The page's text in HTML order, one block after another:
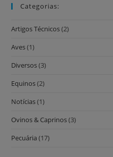
Categorias:
Artigos Técnicos(2)
Aves(1)
Diversos(3)
Equinos(2)
Notícias(1)
Ovinos & Caprinos(3)
Pecuária (17)